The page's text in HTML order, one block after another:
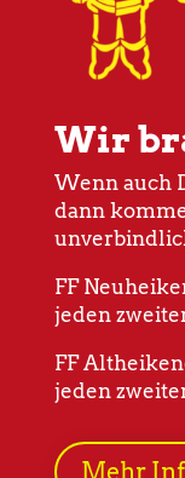
Wir
Wenn auch
dann
FF
jeden
FF
jeden